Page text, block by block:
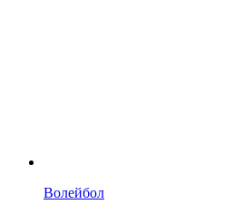
Волейбол